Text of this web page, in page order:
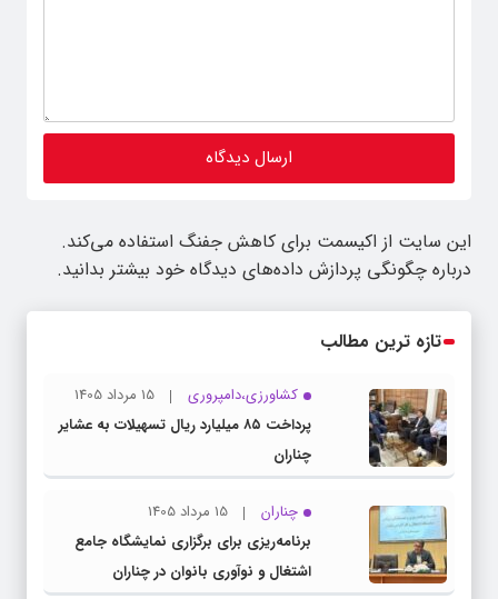
این سایت از اکیسمت برای کاهش جفنگ استفاده می‌کند.
درباره چگونگی پردازش داده‌های دیدگاه خود بیشتر بدانید.
تازه ترین مطالب
کشاورزی،دامپروری
15 مرداد 1405
پرداخت ۸۵ میلیارد ریال تسهیلات به عشایر
چناران
چناران
15 مرداد 1405
برنامه‌ریزی برای برگزاری نمایشگاه جامع
اشتغال و نوآوری بانوان در چناران